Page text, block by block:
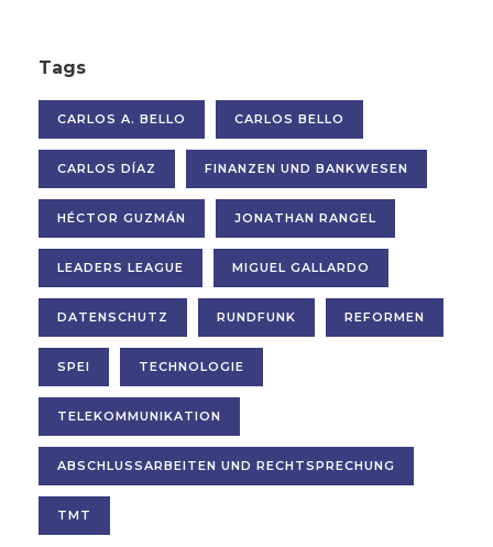
Tags
CARLOS A. BELLO CARLOS BELLO
CARLOS DÍAZ FINANZEN UND BANKWESEN
HÉCTOR GUZMÁN JONATHAN RANGEL
LEADERS LEAGUE MIGUEL GALLARDO
DATENSCHUTZ RUNDFUNK REFORMEN
SPEI TECHNOLOGIE
TELEKOMMUNIKATION
ABSCHLUSSARBEITEN UND RECHTSPRECHUNG
TMT